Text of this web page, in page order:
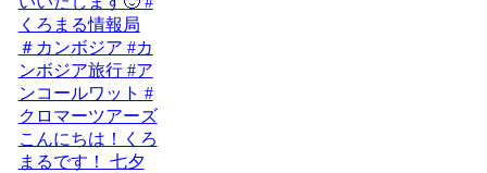
こんにちは！くろ
まるです！ 七夕